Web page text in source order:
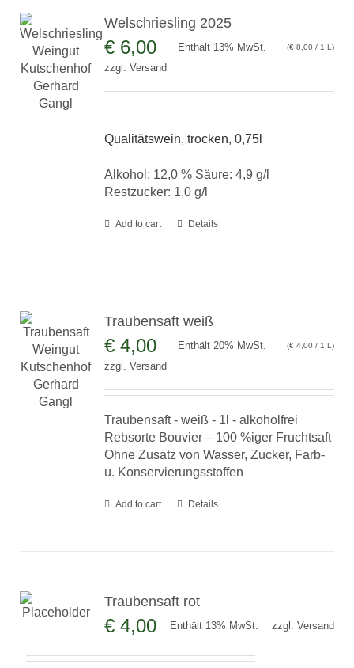
Welschriesling 2025
€ 6,00 Enthält 13% MwSt. (€8,00/ 1 L)
zzgl.Versand
Qualitätswein, trocken, 0,75l
Alkohol: 12,0 % Säure: 4,9 g/l
Restzucker: 1,0 g/l
Add to cart Details
Traubensaft weiß
€ 4,00 Enthält 20% MwSt. (€4,00/ 1 L)
zzgl.Versand
Traubensaft - weiß - 1l - alkoholfrei
Rebsorte Bouvier – 100 %iger Fruchtsaft
Ohne Zusatz von Wasser, Zucker, Farb-
u. Konservierungsstoffen
Add to cart Details
Traubensaft rot
€ 4,00 Enthält 13% MwSt. zzgl. Versand